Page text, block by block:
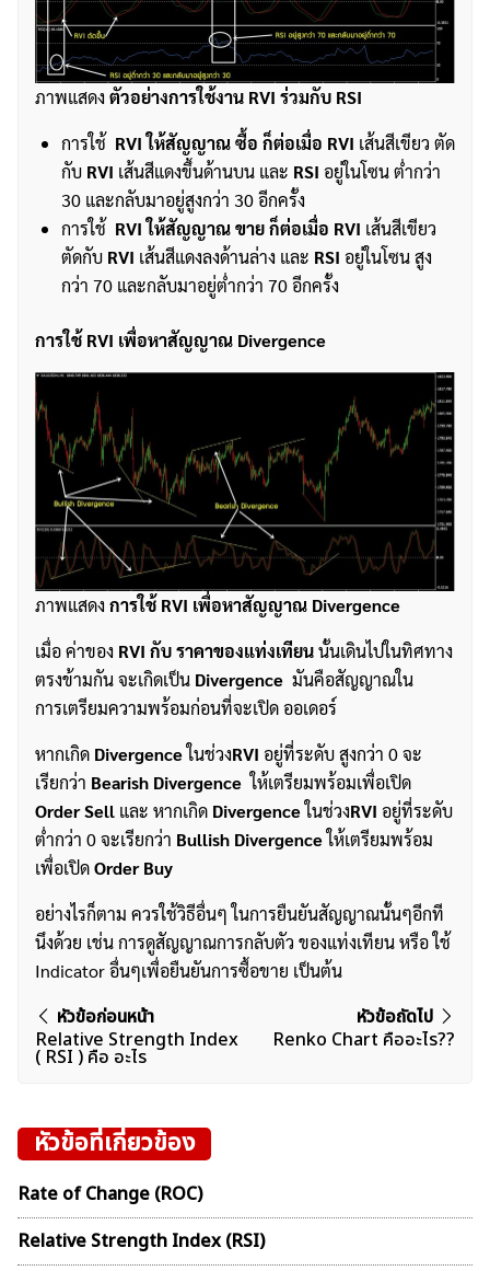
ค้นหา
สำหรับ:
ภาพแสดง ตัวอย่างการใช้งาน RVI ร่วมกับ RSI
การใช้ RVI ให้สัญญาณ ซื้อ ก็ต่อเมื่อ RVI เส้นสีเขียว ตัด
กับ RVI เส้นสีแดงขึ้นด้านบน และ RSI อยู่ในโซน ต่ำกว่า
30 และกลับมาอยู่สูงกว่า 30 อีกครั้ง
การใช้ RVI ให้สัญญาณ ขาย ก็ต่อเมื่อ RVI เส้นสีเขียว
ตัดกับ RVI เส้นสีแดงลงด้านล่าง และ RSI อยู่ในโซน สูง
กว่า 70 และกลับมาอยู่ต่ำกว่า 70 อีกครั้ง
การใช้ RVI เพื่อหาสัญญาณ Divergence
ภาพแสดง การใช้ RVI เพื่อหาสัญญาณ Divergence
เมื่อ ค่าของ RVI กับ ราคาของแท่งเทียนนั้นเดินไปในทิศทาง
ตรงข้ามกัน จะเกิดเป็น Divergence มันคือสัญญาณใน
การเตรียมความพร้อมก่อนที่จะเปิด ออเดอร์
หากเกิด Divergenceในช่วงRVI อยู่ที่ระดับ สูงกว่า 0 จะ
เรียกว่า Bearish Divergence ให้เตรียมพร้อมเพื่อเปิด
Order Sell และ หากเกิด Divergenceในช่วงRVI อยู่ที่ระดับ
ต่ำกว่า 0 จะเรียกว่า Bullish Divergenceให้เตรียมพร้อม
เพื่อเปิดOrder Buy
อย่างไรก็ตาม ควรใช้วิธีอื่นๆ ในการยืนยันสัญญาณนั้นๆอีกที
นึงด้วย เช่น การดูสัญญาณการกลับตัว ของแท่งเทียน หรือ ใช้
Indicator อื่นๆเพื่อยืนยันการซื้อขาย เป็นต้น
แนะแนว
เรื่อง
หัวข้อก่อนหน้า
Relative Strength Index
( RSI ) คือ อะไร
หัวข้อถัดไป
Renko Chart คืออะไร??
หัวข้อที่เกี่ยวข้อง
Rate of Change (ROC)
Relative Strength Index (RSI)